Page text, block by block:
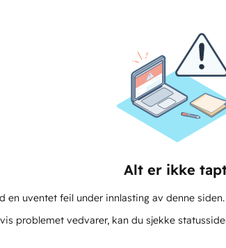
Alt er ikke
en uventet feil under innlasting av denne
problemet vedvarer, kan du sjekke